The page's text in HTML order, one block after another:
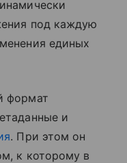
под каждую
единых
формат
и
. При этом он
к которому в